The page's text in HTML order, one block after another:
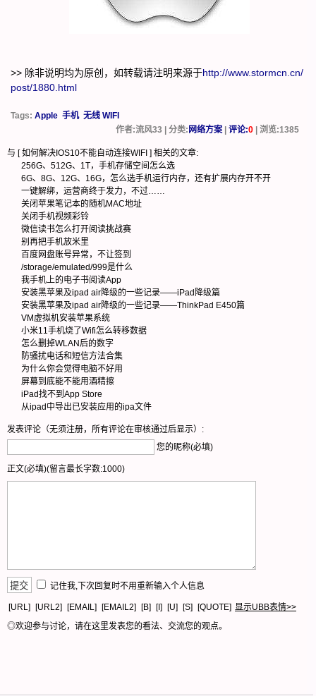
>> 除非说明均为原创，如转载请注明来源于http://www.stormcn.cn/
post/1880.html
Tags: Apple 手机 无线 WIFI
作者:流风33 | 分类: 网络方案|评论:0 | 浏览:1385
与 [如何解决IOS10不能自动连接WIFI ] 相关的文章:
256G、512G、1T，手机存储空间怎么选
6G、8G、12G、16G，怎么选手机运行内存，还有扩展内存开不开
一键解绑，运营商终于发力，不过……
关闭苹果笔记本的随机MAC地址
关闭手机视频彩铃
微信读书怎么打开阅读挑战赛
别再把手机放米里
百度网盘账号异常，不让签到
/storage/emulated/999是什么
我手机上的电子书阅读App
安装黑苹果及ipad air降级的一些记录——iPad降级篇
安装黑苹果及ipad air降级的一些记录——ThinkPad E450篇
VM虚拟机安装苹果系统
小米11手机烧了Wifi怎么转移数据
怎么删掉WLAN后的数字
防骚扰电话和短信方法合集
为什么你会觉得电脑不好用
屏幕到底能不能用酒精擦
iPad找不到App Store
从ipad中导出已安装应用的ipa文件
发表评论（无须注册，所有评论在审核通过后显示）:
您的昵称(必填)
正文(必填)(留言最长字数:1000)
记住我,下次回复时不用重新输入个人信息
[URL] [URL2] [EMAIL] [EMAIL2] [B] [I] [U] [S] [QUOTE] 显示UBB表情>>
◎欢迎参与讨论，请在这里发表您的看法、交流您的观点。